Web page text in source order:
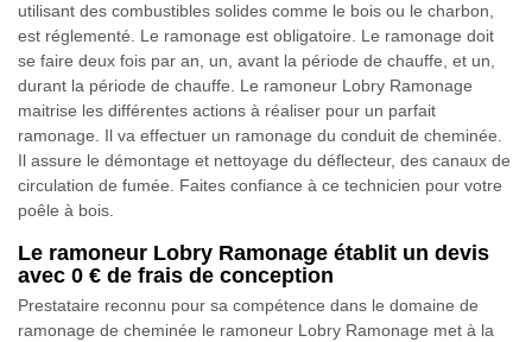
utilisant des combustibles solides comme le bois ou le charbon,
est réglementé. Le ramonage est obligatoire. Le ramonage doit
se faire deux fois par an, un, avant la période de chauffe, et un,
durant la période de chauffe. Le ramoneur Lobry Ramonage
maitrise les différentes actions à réaliser pour un parfait
ramonage. Il va effectuer un ramonage du conduit de cheminée.
Il assure le démontage et nettoyage du déflecteur, des canaux de
circulation de fumée. Faites confiance à ce technicien pour votre
poêle à bois.
Le ramoneur Lobry Ramonage établit un devis
avec 0 € de frais de conception
Prestataire reconnu pour sa compétence dans le domaine de
ramonage de cheminée le ramoneur Lobry Ramonage met à la